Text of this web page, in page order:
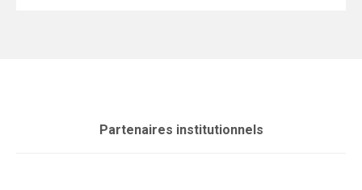
Partenaires institutionnels